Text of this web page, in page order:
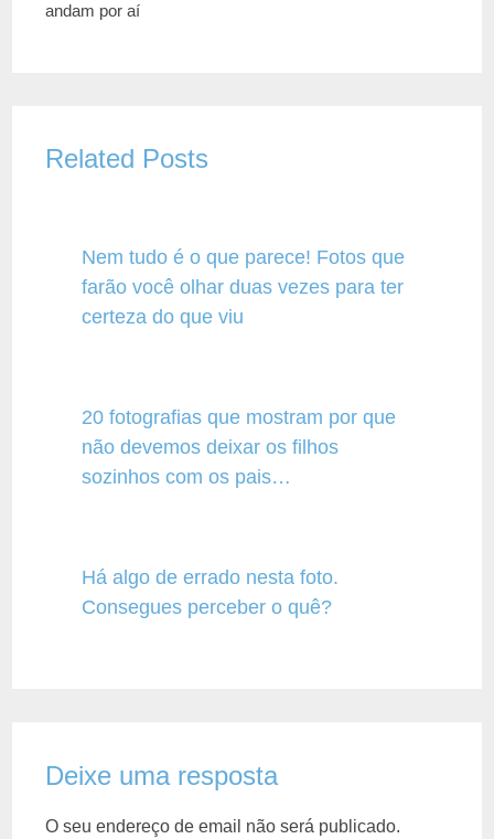
andam por aí
Related Posts
Nem tudo é o que parece! Fotos que
farão você olhar duas vezes para ter
certeza do que viu
20 fotografias que mostram por que
não devemos deixar os filhos
sozinhos com os pais…
Há algo de errado nesta foto.
Consegues perceber o quê?
Deixe uma resposta
O seu endereço de email não será publicado.